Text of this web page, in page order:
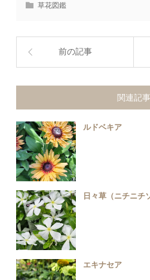
草花図鑑
前の記事
関連記事
ルドベキア
日々草（ニチニチ
エキナセア